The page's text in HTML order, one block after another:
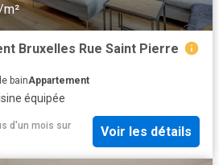
Bruxelles Rue Saint Pierre
bainAppartement
équipée
d'un mois sur
Voir les détails